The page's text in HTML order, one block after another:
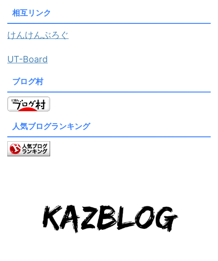
相互リンク
けんけんぶろぐ
UT-Board
ブログ村
人気ブログランキング